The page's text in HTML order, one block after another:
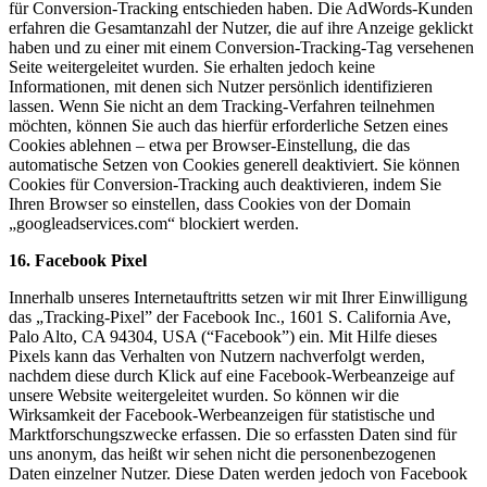
für Conversion-Tracking entschieden haben. Die AdWords-Kunden
erfahren die Gesamtanzahl der Nutzer, die auf ihre Anzeige geklickt
haben und zu einer mit einem Conversion-Tracking-Tag versehenen
Seite weitergeleitet wurden. Sie erhalten jedoch keine
Informationen, mit denen sich Nutzer persönlich identifizieren
lassen. Wenn Sie nicht an dem Tracking-Verfahren teilnehmen
möchten, können Sie auch das hierfür erforderliche Setzen eines
Cookies ablehnen – etwa per Browser-Einstellung, die das
automatische Setzen von Cookies generell deaktiviert. Sie können
Cookies für Conversion-Tracking auch deaktivieren, indem Sie
Ihren Browser so einstellen, dass Cookies von der Domain
„googleadservices.com“ blockiert werden.
16. Facebook Pixel
Innerhalb unseres Internetauftritts setzen wir mit Ihrer Einwilligung
das „Tracking-Pixel” der Facebook Inc., 1601 S. California Ave,
Palo Alto, CA 94304, USA (“Facebook”) ein. Mit Hilfe dieses
Pixels kann das Verhalten von Nutzern nachverfolgt werden,
nachdem diese durch Klick auf eine Facebook-Werbeanzeige auf
unsere Website weitergeleitet wurden. So können wir die
Wirksamkeit der Facebook-Werbeanzeigen für statistische und
Marktforschungszwecke erfassen. Die so erfassten Daten sind für
uns anonym, das heißt wir sehen nicht die personenbezogenen
Daten einzelner Nutzer. Diese Daten werden jedoch von Facebook